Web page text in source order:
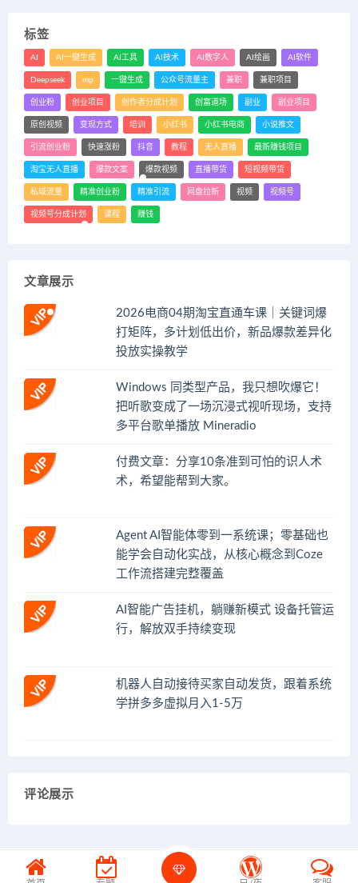
标签
AI AI一键生成 AI工具 AI技术 AI数字人 AI绘画 AI软件
Deepseek mp 一键生成 公众号流量主 兼职 兼职项目
创业粉 创业项目 创作者分成计划 创富道场 副业 副业项目
原创视频 变现方式 培训 小红书 小红书电商 小说推文
引流创业粉 快速涨粉 抖音 教程 无人直播 最新赚钱项目
淘宝无人直播 爆款文案 爆款视频 直播带货 短视频带货
私域流量 精准创业粉 精准引流 网盘拉新 视频 视频号
视频号分成计划 课程 赚钱
文章展示
2026电商04期淘宝直通车课｜关键词爆
打矩阵，多计划低出价，新品爆款差异化
投放实操教学
Windows 同类型产品，我只想吹爆它！
把听歌变成了一场沉浸式视听现场，支持
多平台歌单播放 Mineradio
付费文章：分享10条准到可怕的识人术
术，希望能帮到大家。
Agent AI智能体零到一系统课；零基础也
能学会自动化实战，从核心概念到Coze
工作流搭建完整覆盖
AI智能广告挂机，躺赚新模式 设备托管运
行，解放双手持续变现
机器人自动接待买家自动发货，跟着系统
学拼多多虚拟月入1-5万
评论展示